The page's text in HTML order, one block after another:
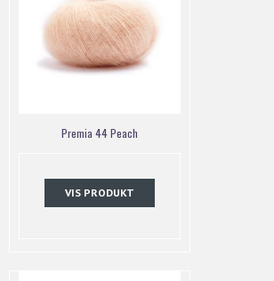
Premia 44 Peach
VIS PRODUKT